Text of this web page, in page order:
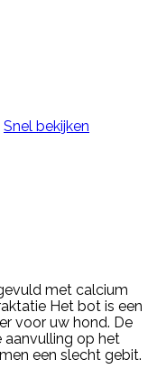
Snel bekijken
met calcium
Het bot is een
voor uw hond. De
op het
een slecht gebit.